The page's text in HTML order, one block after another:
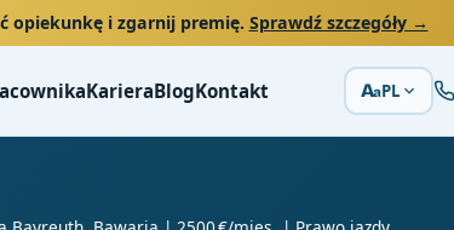
opiekunkę i zgarnij premię. Sprawdź szczegóły →
KarieraBlogKontakt AaPL